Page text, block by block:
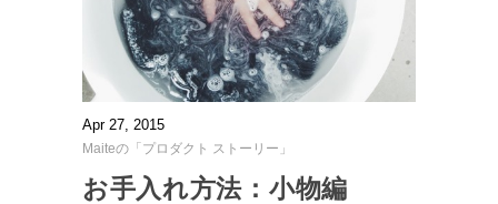
Apr 27, 2015
Maiteの「プロダクト ストーリー」
お手入れ方法：小物編